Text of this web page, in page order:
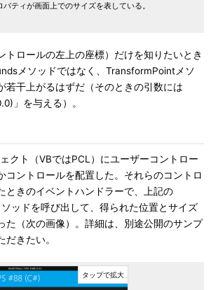
ティが画面上でのサイズを表している。
ロールの左上の座標）だけを知りたいとき
メソッドではなく、TransformPointメソ
若干上がるはずだ（そのときの引数には
」を与える）。
クト（VBではPCL）にユーザーコントロー
コントロールを配置した。それらのコントロ
ときのイベントハンドラーで、上記の
ッドを呼び出して、得られた位置とサイズ
た（次の画像）。詳細は、別途公開のサンプ
だきたい。